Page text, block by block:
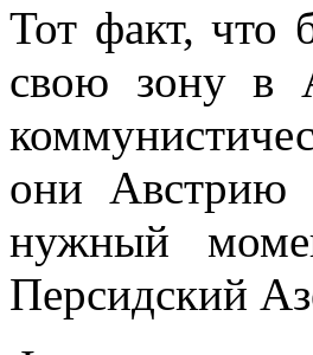
Тот факт, что
свою зону в
они Австрию
нужный
Персидский